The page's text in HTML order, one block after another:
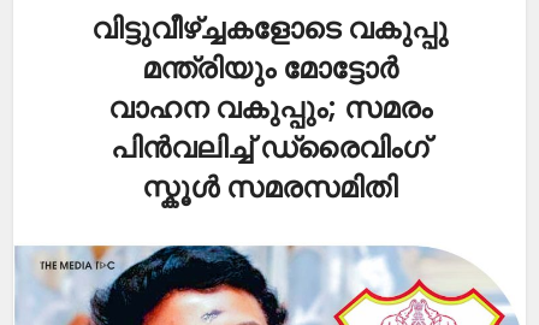
വിട്ടുവീഴ്ച്ചകളോടെ വകുപ്പു
മന്ത്രിയും മോട്ടോർ
വാഹന വകുപ്പും; സമരം
പിൻവലിച്ച് ‌ഡ്രൈവിംഗ്
സ്കൂൾ സമരസമിതി